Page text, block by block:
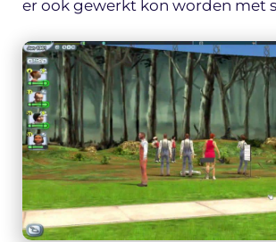
er ook gewerkt kon worden met